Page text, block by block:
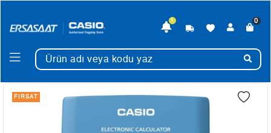
1 0
FIRSAT